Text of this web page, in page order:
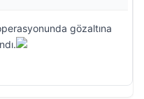
gözaltına